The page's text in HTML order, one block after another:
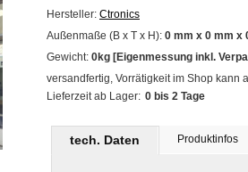
Hersteller: Ctronics
Außenmaße (B x T x H): 0 mm x 0 mm x
Gewicht: 0kg [Eigenmessung inkl.
versandfertig, Vorrätigkeit im Shop kann
Lieferzeit ab Lager: 0 bis 2 Tage
tech. Daten Produktinfos